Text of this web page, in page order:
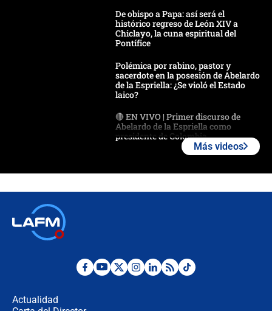
De obispo a Papa: así será el
histórico regreso de León XIV a
Chiclayo, la cuna espiritual del
Pontífice
Polémica por rabino, pastor y
sacerdote en la posesión de Abelardo
de la Espriella: ¿Se violó el Estado
laico?
🔴 EN VIVO | Primer discurso de
Abelardo de la Espriella como
presidente de Colombia
Desde dermatitis hasta infecciones:
Más videos
Actualidad